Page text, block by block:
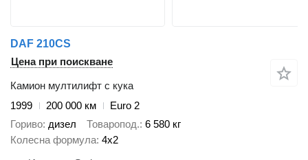
DAF 210CS
Цена при поискване
Камион мултилифт с кука
1999
200 000 км
Euro 2
Гориво дизел Товаропод. 6 580 кг
Колесна формула 4x2